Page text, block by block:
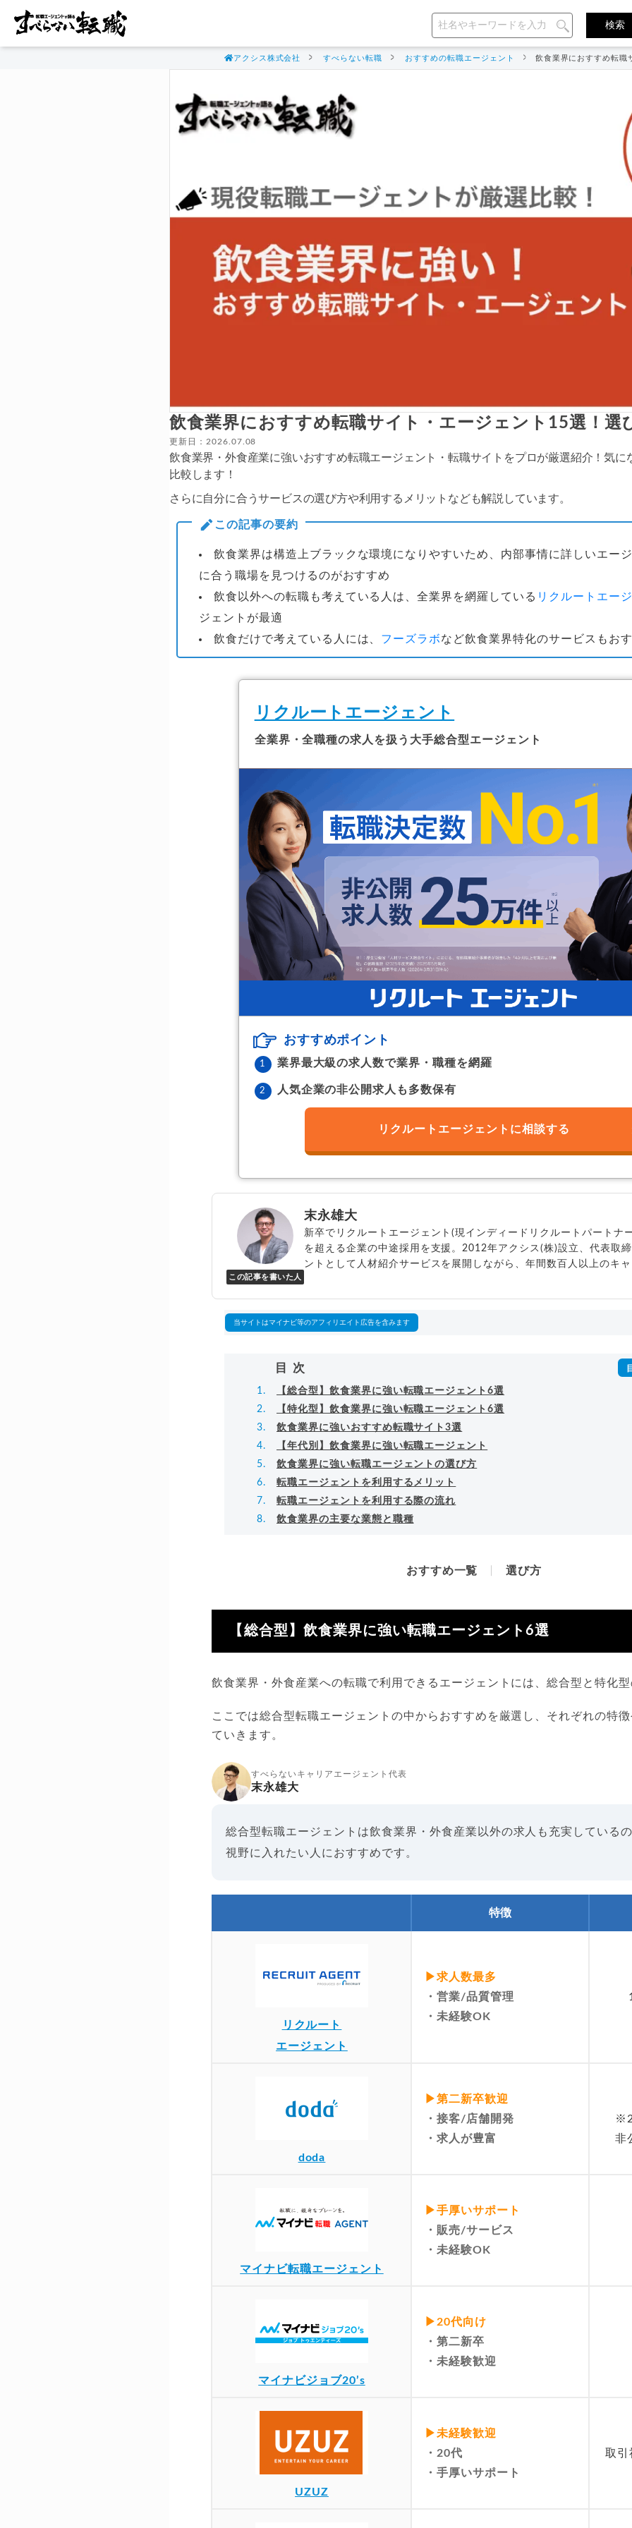
アクシス株式会社 すべらない転職 おすすめの転職エージェント 飲食業界におすすめ転職
飲食業界におすすめ転職サイト・エージェント15選！選
更新日：2026.07.08
飲食業界・外食産業に強いおすすめ転職エージェント・転職サイトをプロが厳選紹介！気に
比較します！
さらに自分に合うサービスの選び方や利用するメリットなども解説しています。
この記事の要約
飲食業界は構造上ブラックな環境になりやすいため、内部事情に詳しいエー
に合う職場を見つけるのがおすすめ
飲食以外への転職も考えている人は、全業界を網羅している リクルートエー
ジェントが最適
飲食だけで考えている人には、 フーズラボなど飲食業界特化のサービスもお
リクルートエージェント
全業界・全職種の求人を扱う大手総合型エージェント
おすすめポイント
業界最大級の求人数で業界・職種を網羅
人気企業の非公開求人も多数保有
リクルートエージェントに相談する
この記事を書いた人
末永雄大
新卒でリクルートエージェント(現インディードリクルートパートナ
を超える企業の中途採用を支援。2012年アクシス(株)設立、代表取
ントとして人材紹介サービスを展開しながら、年間数百人以上のキ
当サイトはマイナビ等のアフィリエイト広告を含みます
目次
【総合型】飲食業界に強い転職エージェント6選
【特化型】飲食業界に強い転職エージェント6選
飲食業界に強いおすすめ転職サイト3選
【年代別】飲食業界に強い転職エージェント
飲食業界に強い転職エージェントの選び方
転職エージェントを利用するメリット
転職エージェントを利用する際の流れ
飲食業界の主要な業態と職種
おすすめ一覧 選び方
【総合型】飲食業界に強い転職エージェント6選
飲食業界・外食産業への転職で利用できるエージェントには、総合型と特化
ここでは総合型転職エージェントの中からおすすめを厳選し、それぞれの特
ていきます。
すべらないキャリアエージェント代表
末永雄大
総合型転職エージェントは飲食業界・外食産業以外の求人も充実している
視野に入れたい人におすすめです。
特徴
リクルート
エージェント
▶︎求人数最多
・営業/品質管理
・未経験OK
doda
▶︎第二新卒歓迎
・接客/店舗開発
・求人が豊富
非
マイナビ転職エージェント
▶︎手厚いサポート
・販売/サービス
・未経験OK
マイナビジョブ20’s
▶︎20代向け
・第二新卒
・未経験歓迎
UZUZ
▶︎未経験歓迎
・20代
・手厚いサポート
取引